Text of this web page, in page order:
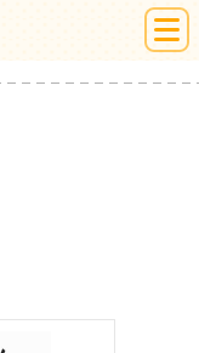
絵本ひろば